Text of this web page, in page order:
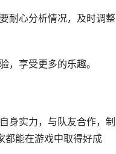
耐心分析情况，及时调整
，享受更多的乐趣。
身实力，与队友合作，制
都能在游戏中取得好成